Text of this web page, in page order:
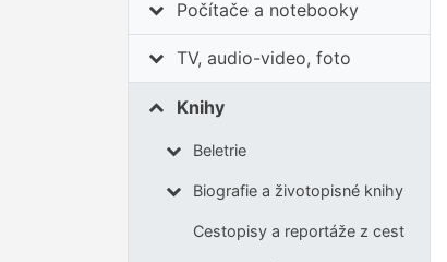
Počítače a notebooky
TV, audio-video, foto
Knihy
Beletrie
Biografie a životopisné knihy
Cestopisy a reportáže z cest